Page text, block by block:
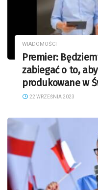
WIADOMOŚCI
Premier:
zabiegać o to, aby
produkowane w
22 WRZEŚNIA 2023